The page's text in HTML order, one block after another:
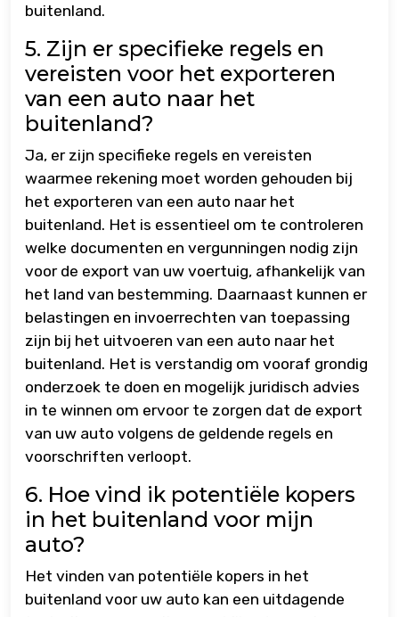
buitenland.
5. Zijn er specifieke regels en
vereisten voor het exporteren
van een auto naar het
buitenland?
Ja, er zijn specifieke regels en vereisten
waarmee rekening moet worden gehouden bij
het exporteren van een auto naar het
buitenland. Het is essentieel om te controleren
welke documenten en vergunningen nodig zijn
voor de export van uw voertuig, afhankelijk van
het land van bestemming. Daarnaast kunnen er
belastingen en invoerrechten van toepassing
zijn bij het uitvoeren van een auto naar het
buitenland. Het is verstandig om vooraf grondig
onderzoek te doen en mogelijk juridisch advies
in te winnen om ervoor te zorgen dat de export
van uw auto volgens de geldende regels en
voorschriften verloopt.
6. Hoe vind ik potentiële kopers
in het buitenland voor mijn
auto?
Het vinden van potentiële kopers in het
buitenland voor uw auto kan een uitdagende